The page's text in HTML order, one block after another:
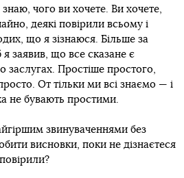
знаю, чого ви хочете. Ви хочете,
деякі повірили всьому і
що я зізнаюся. Більше за
заявив, що все сказане є
Простіше простого,
От тільки ми всі знаємо — і
не бувають простими.
звинуваченнями без
висновки, поки не дізнаєтеся